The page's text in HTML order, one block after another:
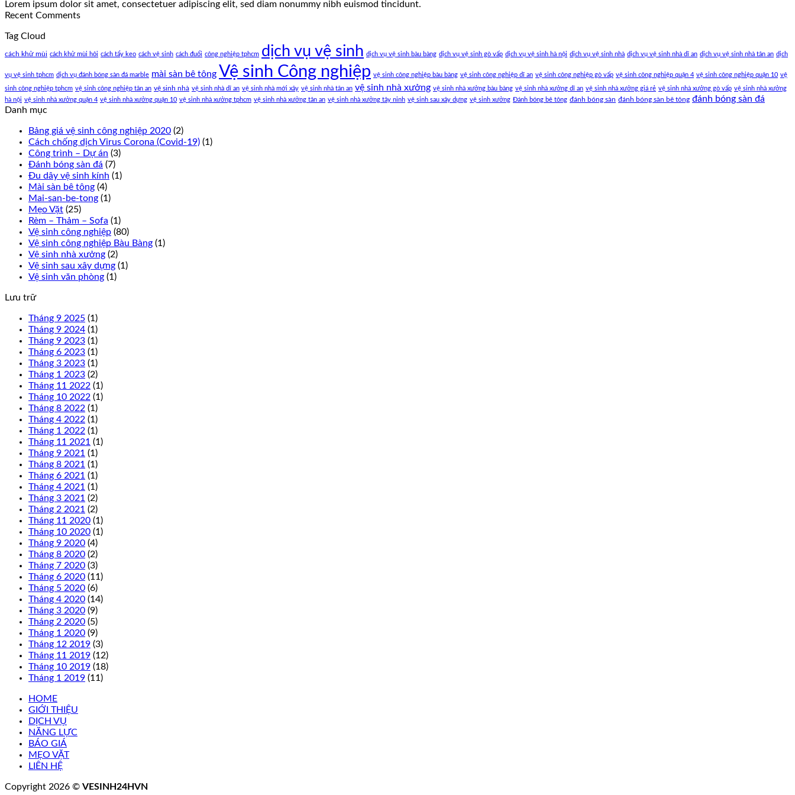
Lorem ipsum dolor sit amet, consectetuer adipiscing elit, sed diam nonummy nibh euismod tincidunt.
Recent Comments
Tag Cloud
cách khử mùi cách khử mùi hôi cách tẩy keo cách vệ sinh cách đuổi công nghiệp tphcm dịch vụ vệ sinh dịch vụ vệ sinh bàu bàng dịch vụ vệ sinh gò vấp dịch vụ vệ sinh hà nội dịch vụ vệ sinh nhà dịch vụ vệ sinh nhà dĩ an dịch vụ vệ sinh nhà tân an dịch
vụ vệ sinh tphcm dịch vụ đánh bóng sàn đá marble mài sàn bê tông Vệ sinh Công nghiệp vệ sinh công nghiệp bàu bàng vệ sinh công nghiệp dĩ an vệ sinh công nghiệp gò vấp vệ sinh công nghiệp quận 4 vệ sinh công nghiệp quận 10 vệ
sinh công nghiệp tphcm vệ sinh công nghiệp tân an vệ sinh nhà vệ sinh nhà dĩ an vệ sinh nhà mới xây vệ sinh nhà tân an vệ sinh nhà xưởng vệ sinh nhà xưởng bàu bàng vệ sinh nhà xưởng dĩ an vệ sinh nhà xưởng giá rẻ vệ sinh nhà xưởng gò vấp vệ sinh nhà xưởng
hà nội vệ sinh nhà xưởng quận 4 vệ sinh nhà xưởng quận 10 vệ sinh nhà xưởng tphcm vệ sinh nhà xưởng tân an vệ sinh nhà xưởng tây ninh vệ sinh sau xây dựng vệ sinh xưởng Đánh bóng bê tông đánh bóng sàn đánh bóng sàn bê tông đánh bóng sàn đá
Danh mục
Bảng giá vệ sinh công nghiệp 2020 (2)
Cách chống dịch Virus Corona (Covid-19) (1)
Công trình – Dự án (3)
Đánh bóng sàn đá (7)
Đu dây vệ sinh kính (1)
Mài sàn bê tông (4)
Mai-san-be-tong (1)
Mẹo Vặt (25)
Rèm – Thảm – Sofa (1)
Vệ sinh công nghiệp (80)
Vệ sinh công nghiệp Bàu Bàng (1)
Vệ sinh nhà xưởng (2)
Vệ sinh sau xây dựng (1)
Vệ sinh văn phòng (1)
Lưu trữ
Tháng 9 2025 (1)
Tháng 9 2024 (1)
Tháng 9 2023 (1)
Tháng 6 2023 (1)
Tháng 3 2023 (1)
Tháng 1 2023 (2)
Tháng 11 2022 (1)
Tháng 10 2022 (1)
Tháng 8 2022 (1)
Tháng 4 2022 (1)
Tháng 1 2022 (1)
Tháng 11 2021 (1)
Tháng 9 2021 (1)
Tháng 8 2021 (1)
Tháng 6 2021 (1)
Tháng 4 2021 (1)
Tháng 3 2021 (2)
Tháng 2 2021 (2)
Tháng 11 2020 (1)
Tháng 10 2020 (1)
Tháng 9 2020 (4)
Tháng 8 2020 (2)
Tháng 7 2020 (3)
Tháng 6 2020 (11)
Tháng 5 2020 (6)
Tháng 4 2020 (14)
Tháng 3 2020 (9)
Tháng 2 2020 (5)
Tháng 1 2020 (9)
Tháng 12 2019 (3)
Tháng 11 2019 (12)
Tháng 10 2019 (18)
Tháng 1 2019 (11)
HOME
GIỚI THIỆU
DỊCH VỤ
NĂNG LỰC
BÁO GIÁ
MẸO VẶT
LIÊN HỆ
Copyright 2026 © VESINH24HVN